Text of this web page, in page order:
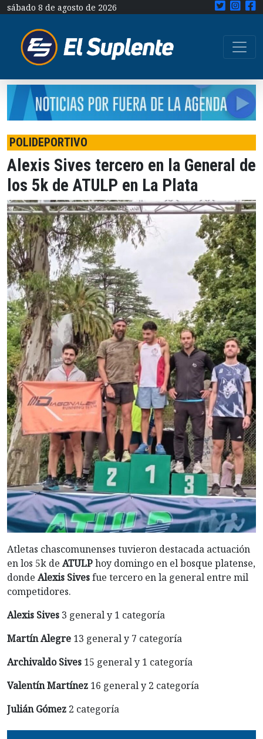
sábado 8 de agosto de 2026
POLIDEPORTIVO
Alexis Sives tercero en la General de
los 5k de ATULP en La Plata
Atletas chascomunenses tuvieron destacada actuación
en los 5k de ATULPhoy domingo en el bosque platense,
donde Alexis Sivesfue tercero en la general entre mil
competidores.
Alexis Sives 3 general y 1 categoría
Martín Alegre 13 general y 7 categoría
Archivaldo Sives 15 general y 1 categoría
Valentín Martínez 16 general y 2 categoría
Julián Gómez 2 categoría